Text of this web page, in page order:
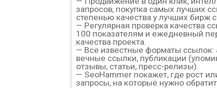
запросов, покупка самых лучших
степенью качества у лучших бирж
— Регулярная проверка качества
100 показателям и ежедневный
качества проекта.
— Все известные форматы ссылок:
вечные ссылки, публикации
отзывы, статьи, пресс-релизы).
— SeoHammer покажет, где рост
запросы, на которые нужно